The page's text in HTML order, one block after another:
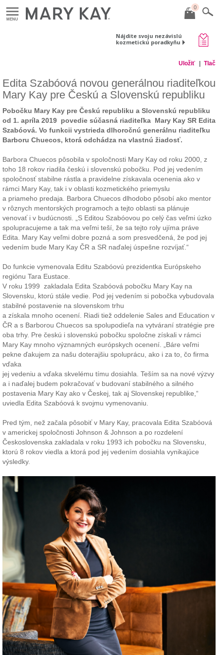
MENU
0
Nájdite svoju nezávislú
kozmetickú poradkyňu
Uložiť Tlač
Edita Szabóová novou generálnou riaditeľkou
Mary Kay pre Českú a Slovenskú republiku
Pobočku Mary Kay pre Českú republiku a Slovenskú republiku
od 1. apríla 2019 povedie súčasná riaditeľka Mary Kay SR Edita
Szabóová. Vo funkcii vystrieda dlhoročnú generálnu riaditeľku
Barboru Chuecos, ktorá odchádza na vlastnú žiadosť.
Barbora Chuecos pôsobila v spoločnosti Mary Kay od roku 2000, z
toho 18 rokov riadila českú i slovenskú pobočku. Pod jej vedením
spoločnosť stabilne rástla a pravidelne získavala ocenenia ako v
rámci Mary Kay, tak i v oblasti kozmetického priemyslu
a priameho predaja. Barbora Chuecos dlhodobo pôsobí ako mentor
v rôznych mentorských programoch a tejto oblasti sa plánuje
venovať i v budúcnosti. „S Editou Szabóovou po celý čas veľmi úzko
spolupracujeme a tak ma veľmi teší, že sa tejto roly ujíma práve
Edita. Mary Kay veľmi dobre pozná a som presvedčená, že pod jej
vedením bude Mary Kay ČR a SR naďalej úspešne rozvíjať.“
Do funkcie vymenovala Editu Szabóovú prezidentka Európskeho
regiónu Tara Eustace.
V roku 1999 zakladala Edita Szabóová pobočku Mary Kay na
Slovensku, ktorú stále vedie. Pod jej vedením si pobočka vybudovala
stabilné postavenie na slovenskom trhu
a získala mnoho ocenení. Riadi tiež oddelenie Sales and Education v
ČR a s Barborou Chuecos sa spolupodieľa na vytváraní stratégie pre
oba trhy. Pre českú i slovenskú pobočku spoločne získali v rámci
Mary Kay mnoho významných európskych ocenení. „Báre veľmi
pekne ďakujem za našu doterajšiu spoluprácu, ako i za to, čo firma
vďaka
jej vedeniu a vďaka skvelému tímu dosiahla. Teším sa na nové výzvy
a i naďalej budem pokračovať v budovaní stabilného a silného
postavenia Mary Kay ako v Českej, tak aj Slovenskej republike,“
uviedla Edita Szabóová k svojmu vymenovaniu.
Pred tým, než začala pôsobiť v Mary Kay, pracovala Edita Szabóová
v americkej spoločnosti Johnson & Johnson a po rozdelení
Československa zakladala v roku 1993 ich pobočku na Slovensku,
ktorú 8 rokov viedla a ktorá pod jej vedením dosiahla vynikajúce
výsledky.